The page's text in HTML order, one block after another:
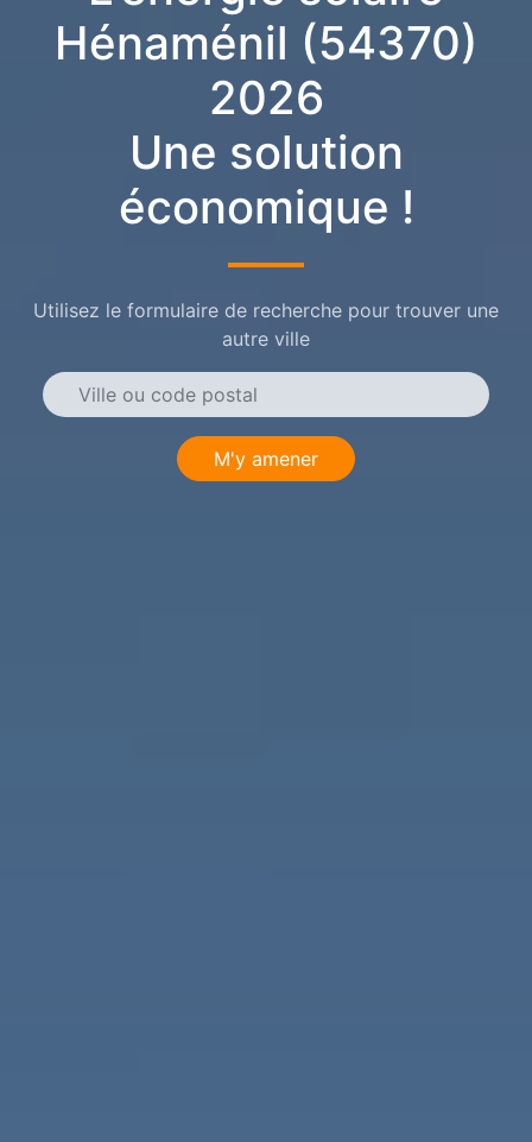
Hénaménil (54370)
2026
Une solution
économique !
Utilisez le formulaire de recherche pour trouver une
autre ville
M'y amener